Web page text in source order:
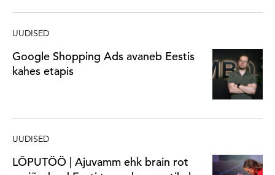
UUDISED
Google Shopping Ads avaneb Eestis
kahes etapis
UUDISED
LÕPUTÖÖ | Ajuvamm ehk brain rot